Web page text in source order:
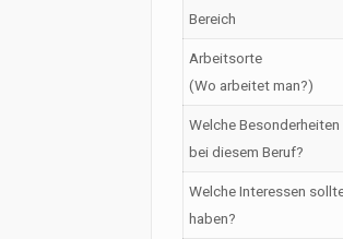
Bereich
Arbeitsorte
(Wo arbeitet man?)
Welche
bei diesem Beruf?
Welche Interessen
haben?